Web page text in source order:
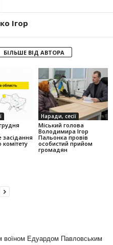
Ігор
БІЛЬШЕ ВІД АВТОРА
засідання
Наради, сесії
Міський голова
Володимира Ігор
Пальонка провів
особистий прийом
громадян
воїном Едуардом Павловським